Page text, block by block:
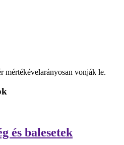
mértékévelarányosan vonják le.
és balesetek